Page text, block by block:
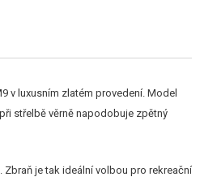
v luxusním zlatém provedení. Model
při střelbě věrně napodobuje zpětný
. Zbraň je tak ideální volbou pro rekreační